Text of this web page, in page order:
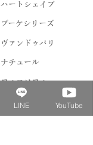
ハートシェイプ
ブーケシリーズ
ヴァンドゥパリ
​ナチュール
フィロソフィー
デザートオブライフ
LINE YouTube